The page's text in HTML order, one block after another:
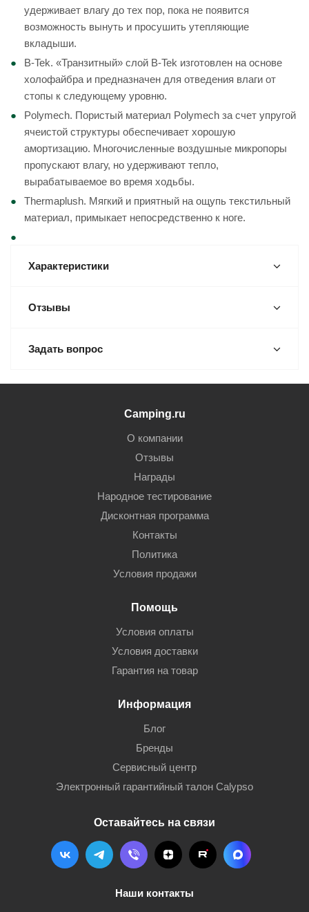
удерживает влагу до тех пор, пока не появится
возможность вынуть и просушить утепляющие
вкладыши.
B-Tek. «Транзитный» слой B-Tek изготовлен на основе
холофайбра и предназначен для отведения влаги от
стопы к следующему уровню.
Polymech. Пористый материал Polymech за счет упругой
ячеистой структуры обеспечивает хорошую
амортизацию. Многочисленные воздушные микропоры
пропускают влагу, но удерживают тепло,
вырабатываемое во время ходьбы.
Thermaplush. Мягкий и приятный на ощупь текстильный
материал, примыкает непосредственно к ноге.
Характеристики
Отзывы
Задать вопрос
Camping.ru
О компании
Отзывы
Награды
Народное тестирование
Дисконтная программа
Контакты
Политика
Условия продажи
Помощь
Условия оплаты
Условия доставки
Гарантия на товар
Информация
Блог
Бренды
Сервисный центр
Электронный гарантийный талон Calypso
Оставайтесь на связи
Наши контакты